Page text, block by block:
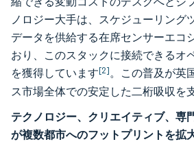
ノロジー大手は、スケジューリング
データを供給する在席センサーエコ
おり、このスタックに接続できるオ
を獲得しています[2]。この普及が英
ス市場全体での安定した二桁吸収を
テクノロジー、クリエイティブ、専
が複数都市へのフットプリントを拡